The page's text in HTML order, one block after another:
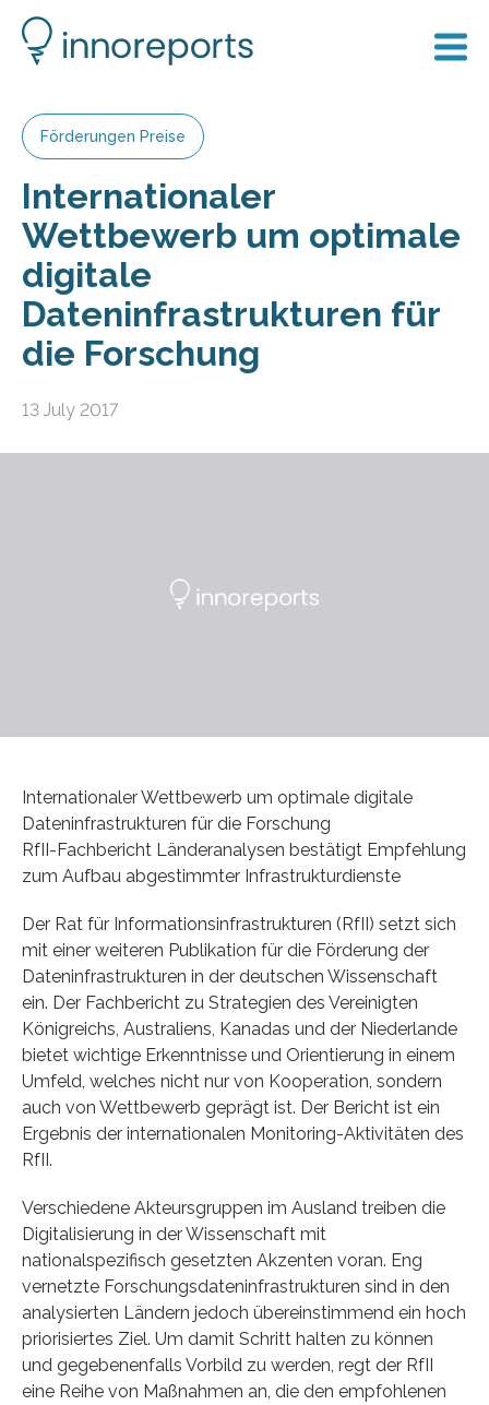
Förderungen Preise
Internationaler
Wettbewerb um optimale
digitale
Dateninfrastrukturen für
die Forschung
13 July 2017
Internationaler Wettbewerb um optimale digitale
Dateninfrastrukturen für die Forschung
RfII-Fachbericht Länderanalysen bestätigt Empfehlung
zum Aufbau abgestimmter Infrastrukturdienste
Der Rat für Informationsinfrastrukturen (RfII) setzt sich
mit einer weiteren Publikation für die Förderung der
Dateninfrastrukturen in der deutschen Wissenschaft
ein. Der Fachbericht zu Strategien des Vereinigten
Königreichs, Australiens, Kanadas und der Niederlande
bietet wichtige Erkenntnisse und Orientierung in einem
Umfeld, welches nicht nur von Kooperation, sondern
auch von Wettbewerb geprägt ist. Der Bericht ist ein
Ergebnis der internationalen Monitoring-Aktivitäten des
RfII.
Verschiedene Akteursgruppen im Ausland treiben die
Digitalisierung in der Wissenschaft mit
nationalspezifisch gesetzten Akzenten voran. Eng
vernetzte Forschungsdateninfrastrukturen sind in den
analysierten Ländern jedoch übereinstimmend ein hoch
priorisiertes Ziel. Um damit Schritt halten zu können
und gegebenenfalls Vorbild zu werden, regt der RfII
eine Reihe von Maßnahmen an, die den empfohlenen